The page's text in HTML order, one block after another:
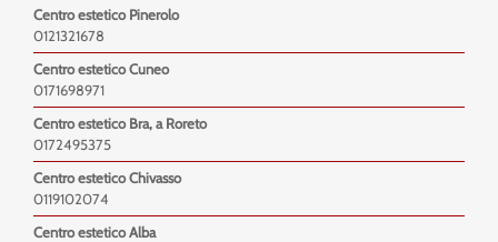
Centro estetico Pinerolo
0121321678
Centro estetico Cuneo
0171698971
Centro estetico Bra, a Roreto
0172495375
Centro estetico Chivasso
0119102074
Centro estetico Alba